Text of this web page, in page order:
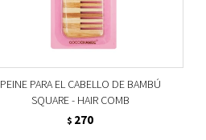
PEINE PARA EL CABELLO DE BAMBÚ
SQUARE - HAIR COMB
$ 270